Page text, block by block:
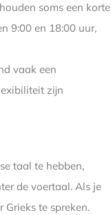
soms een korte
9:00 en 18:00 uur,
vaak een
zijn
taal te hebben,
de voertaal. Als je
te spreken.